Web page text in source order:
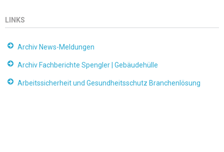
LINKS
Archiv News-Meldungen
Archiv Fachberichte Spengler | Gebäudehülle
Arbeitssicherheit und Gesundheitsschutz Branchenlösung